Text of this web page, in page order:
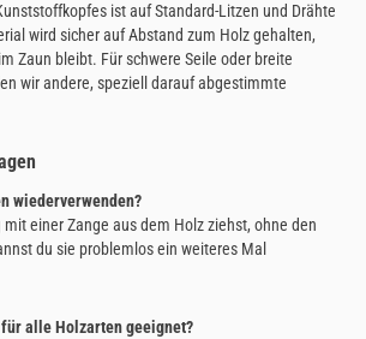
ist auf Standard-Litzen und Drähte
wird sicher auf Abstand zum Holz gehalten,
Zaun bleibt. Für schwere Seile oder breite
wir andere, speziell darauf abgestimmte
wiederverwenden?
einer Zange aus dem Holz ziehst, ohne den
du sie problemlos ein weiteres Mal
alle Holzarten geeignet?